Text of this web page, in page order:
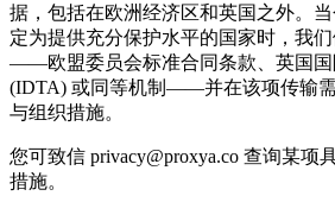
据，包括在欧洲经济区和英国之外。
定为提供充分保护水平的国家时，我
——欧盟委员会标准合同条款、英国国
(IDTA) 或同等机制——并在该项传输
与组织措施。
您可致信 privacy@proxya.co 查询某项
措施。